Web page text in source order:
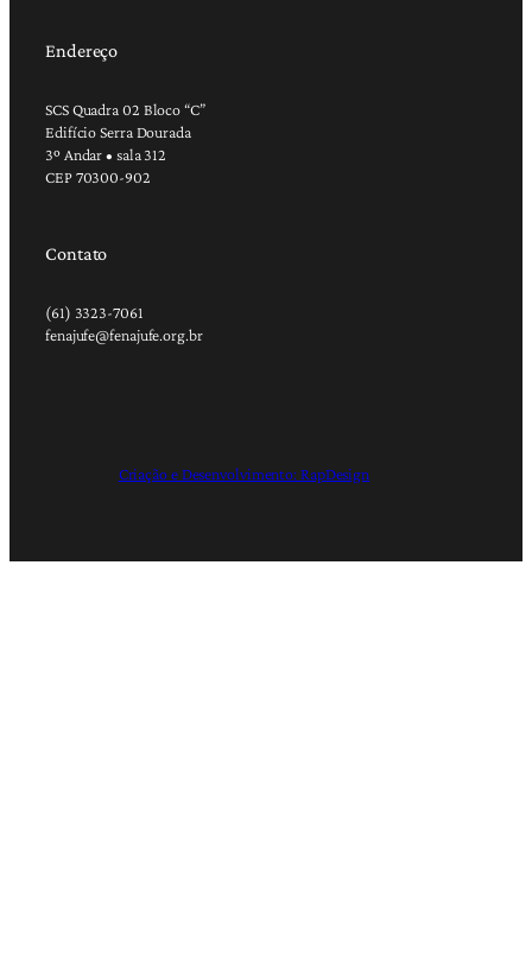
Endereço
SCS Quadra 02 Bloco “C”
Edifício Serra Dourada
3º Andar • sala 312
CEP 70300-902
Contato
(61) 3323-7061
fenajufe@fenajufe.org.br
Criação e Desenvolvimento: RapDesign